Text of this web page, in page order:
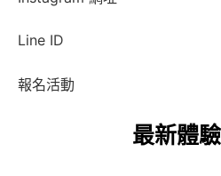
Line ID
報名活動
最新體